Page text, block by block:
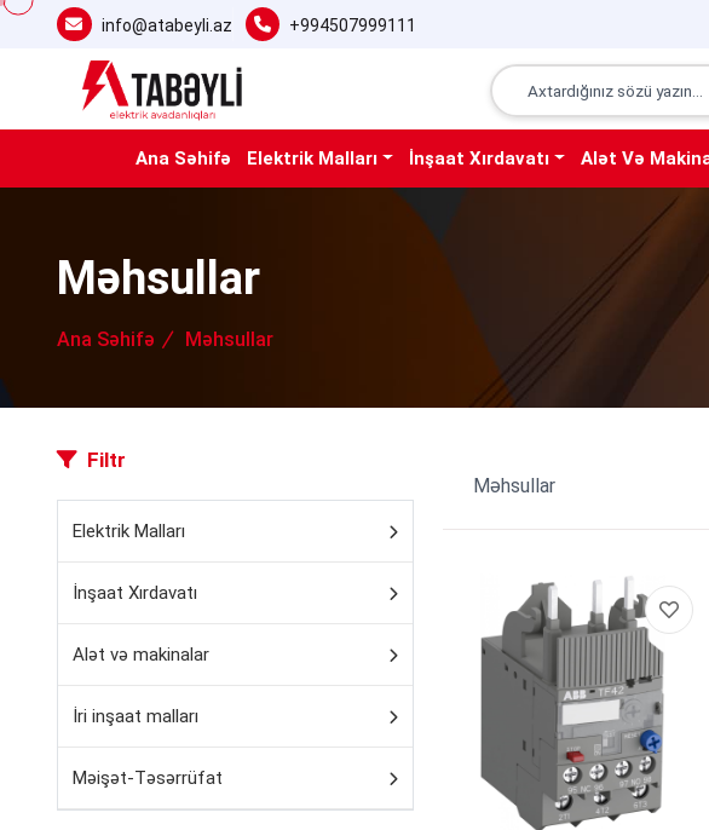
info@atabeyli.az +994507999111
Ana Səhifə Elektrik Malları İnşaat Xırdavatı Alət Və
Məhsullar
Ana Səhifə Məhsullar
Filtr
Elektrik Malları
İnşaat Xırdavatı
Alət və makinalar
İri inşaat malları
Məişət-Təsərrüfat
Məhsullar